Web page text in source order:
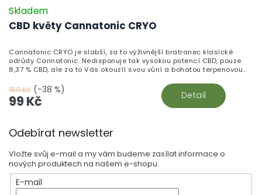
CBD květy Cannatonic CRYO
Skladem
159 Kč (-38 %)
99 Kč Detail
Cannatonic CRYO je slabší, za to výživnější bratranec klasické
odrůdy Cannatonic. Nedisponuje tak vysokou potencí CBD, pouze
8,37 % CBD, ale za to Vás okouzlí svou vůní a bohatou terpenovou
zásobou. Jeho vydatné terpenové složení Vám zaručí voňavý
požitek, při každém nádechu.
Odebírat newsletter
Vložte svůj e-mail a my vám budeme zasílat informace o
nových produktech na našem e-shopu.
E-mail